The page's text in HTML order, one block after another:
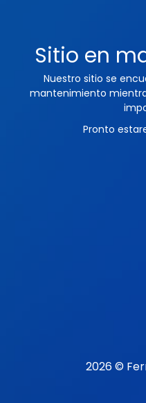
Sitio en
Nuestro sitio se
mantenimiento
Pronto
2026 ©